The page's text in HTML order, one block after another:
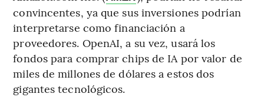
convincentes, ya que sus inversiones podrían
interpretarse como financiación a
proveedores. OpenAI, a su vez, usará los
fondos para comprar chips de IA por valor de
miles de millones de dólares a estos dos
gigantes tecnológicos.